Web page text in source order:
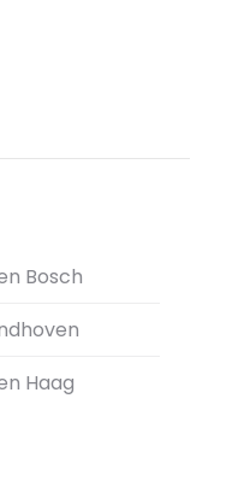
Bosch
Haag